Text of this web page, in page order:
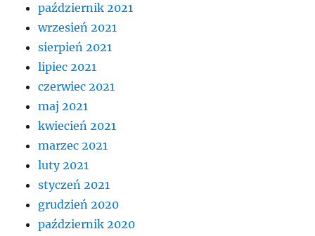
październik 2021
wrzesień 2021
sierpień 2021
lipiec 2021
czerwiec 2021
maj 2021
kwiecień 2021
marzec 2021
luty 2021
styczeń 2021
grudzień 2020
październik 2020